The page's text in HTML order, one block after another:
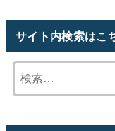
サイト内検索はこ